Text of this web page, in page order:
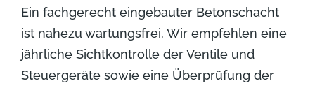
Ein fachgerecht eingebauter Betonschacht
ist nahezu wartungsfrei. Wir empfehlen eine
jährliche Sichtkontrolle der Ventile und
Steuergeräte sowie eine Überprüfung der